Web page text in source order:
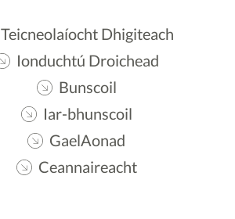
Teicneolaíocht Dhigiteach
Ionduchtú Droichead
Bunscoil
Iar-bhunscoil
GaelAonad
Ceannaireacht